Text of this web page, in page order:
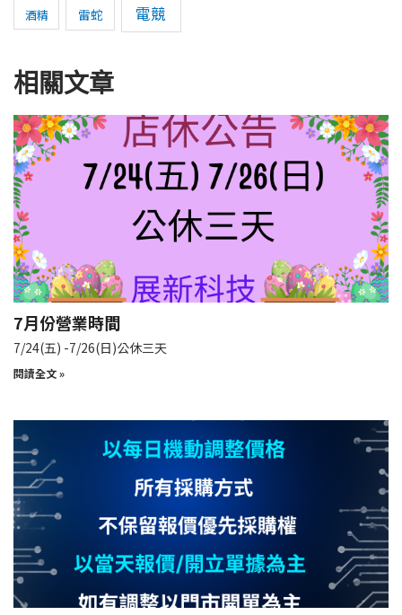
酒精 雷蛇 電競
相關文章
7月份營業時間
7/24(五) -7/26(日)公休三天
閱讀全文 »